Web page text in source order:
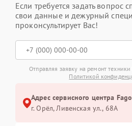
Если требуется задать вопрос
свои данные и дежурный
проконсультирует Вас!
Отправляя заявку на ремонт
Политикой
Адрес сервисного центра
г. Орёл, Ливенская ул., 68А